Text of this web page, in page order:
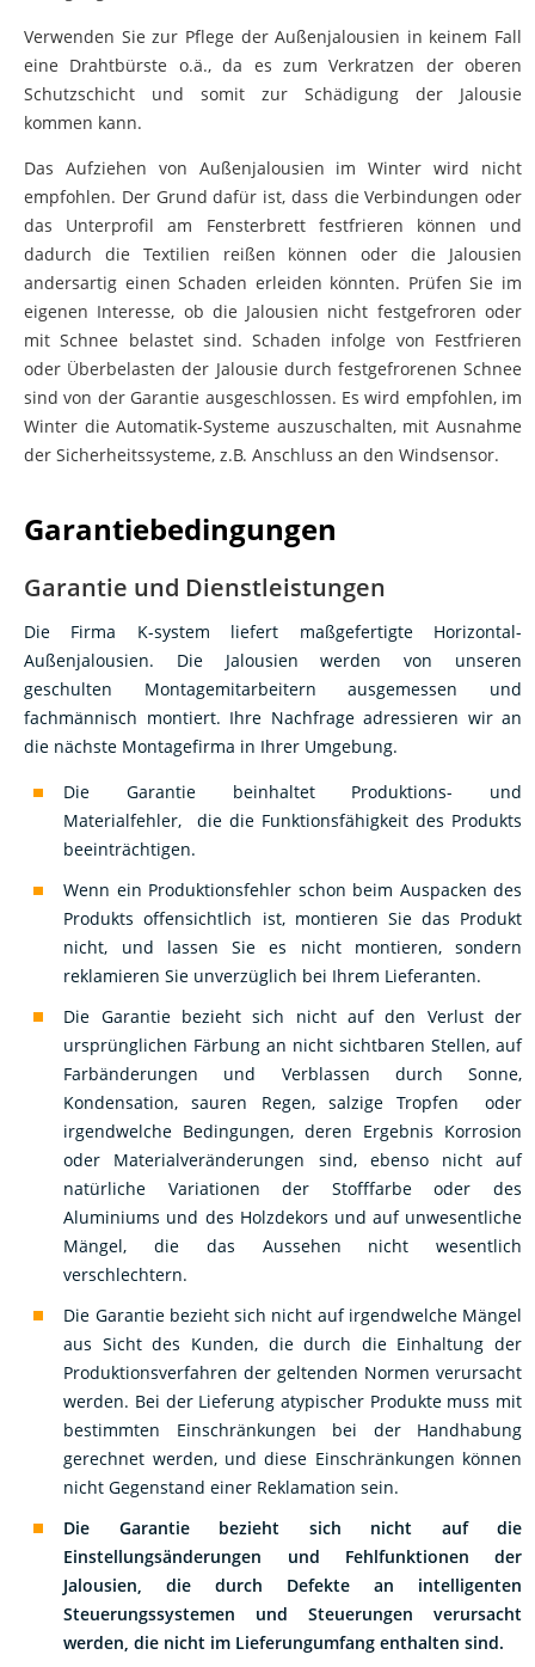
eine Drahtbürste o.ä., da es zum Verkratzen der oberen
Schutzschicht und somit zur Schädigung der Jalousie
kommen kann.
empfohlen. Der Grund dafür ist, dass die Verbindungen oder
das Unterprofil am Fensterbrett festfrieren können und
dadurch die Textilien reißen können oder die Jalousien
andersartig einen Schaden erleiden könnten. Prüfen Sie im
eigenen Interesse, ob die Jalousien nicht festgefroren oder
mit Schnee belastet sind. Schaden infolge von Festfrieren
oder Überbelasten der Jalousie durch festgefrorenen Schnee
sind von der Garantie ausgeschlossen. Es wird empfohlen, im
Winter die Automatik-Systeme auszuschalten, mit Ausnahme
der Sicherheitssysteme, z.B. Anschluss an den Windsensor.
Garantiebedingungen
Garantie und Dienstleistungen
Außenjalousien. Die Jalousien werden von unseren
geschulten Montagemitarbeitern ausgemessen und
fachmännisch montiert. Ihre Nachfrage adressieren wir an
die nächste Montagefirma in Ihrer Umgebung.
Materialfehler, die die Funktionsfähigkeit des Produkts
beeinträchtigen.
Produkts offensichtlich ist, montieren Sie das Produkt
nicht, und lassen Sie es nicht montieren, sondern
reklamieren Sie unverzüglich bei Ihrem Lieferanten.
ursprünglichen Färbung an nicht sichtbaren Stellen, auf
Farbänderungen und Verblassen durch Sonne,
Kondensation, sauren Regen, salzige Tropfen oder
irgendwelche Bedingungen, deren Ergebnis Korrosion
oder Materialveränderungen sind, ebenso nicht auf
natürliche Variationen der Stofffarbe oder des
Aluminiums und des Holzdekors und auf unwesentliche
Mängel, die das Aussehen nicht wesentlich
verschlechtern.
aus Sicht des Kunden, die durch die Einhaltung der
Produktionsverfahren der geltenden Normen verursacht
werden. Bei der Lieferung atypischer Produkte muss mit
bestimmten Einschränkungen bei der Handhabung
gerechnet werden, und diese Einschränkungen können
nicht Gegenstand einer Reklamation sein.
Einstellungsänderungen und Fehlfunktionen der
Jalousien, die durch Defekte an intelligenten
Steuerungssystemen und Steuerungen verursacht
werden, die nicht im Lieferungumfang enthalten sind.